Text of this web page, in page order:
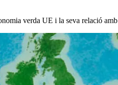
verda UE i la seva relació